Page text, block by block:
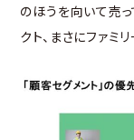
のほうを向いて売っ
クト、まさにファミ